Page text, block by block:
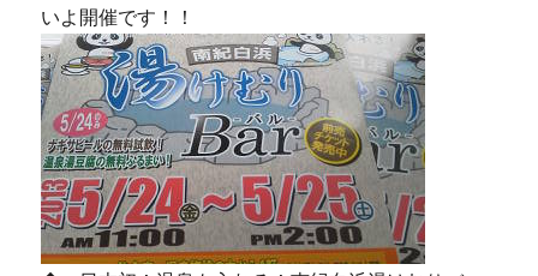
いよ開催です！！